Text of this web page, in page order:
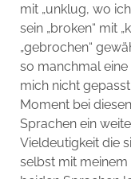
mit „unklug, wo
sein „broken“ mit
„gebrochen“
so manchmal
mich nicht
Moment bei
Sprachen ein
Vieldeutigkeit die
selbst mit